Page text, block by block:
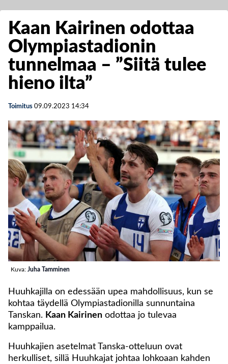
Kaan Kairinen odottaa
Olympiastadionin
tunnelmaa – ”Siitä tulee
hieno ilta”
Toimitus 09.09.2023 14:34
Kuva: Juha Tamminen
Huuhkajilla on edessään upea mahdollisuus, kun se
kohtaa täydellä Olympiastadionilla sunnuntaina
Tanskan. Kaan Kairinen odottaa jo tulevaa
kamppailua.
Huuhkajien asetelmat Tanska-otteluun ovat
herkulliset, sillä Huuhkajat johtaa lohkoaan kahden